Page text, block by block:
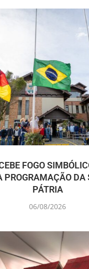
FOGO
PROGRAMAÇÃO
PÁTRIA
06/08/2026